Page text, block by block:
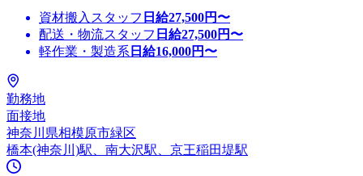
資材搬入スタッフ 日給27,500円〜
配送・物流スタッフ 日給27,500円〜
軽作業・製造系 日給16,000円〜
勤務地
面接地
神奈川県相模原市緑区
橋本(神奈川)駅、南大沢駅、京王稲田堤駅